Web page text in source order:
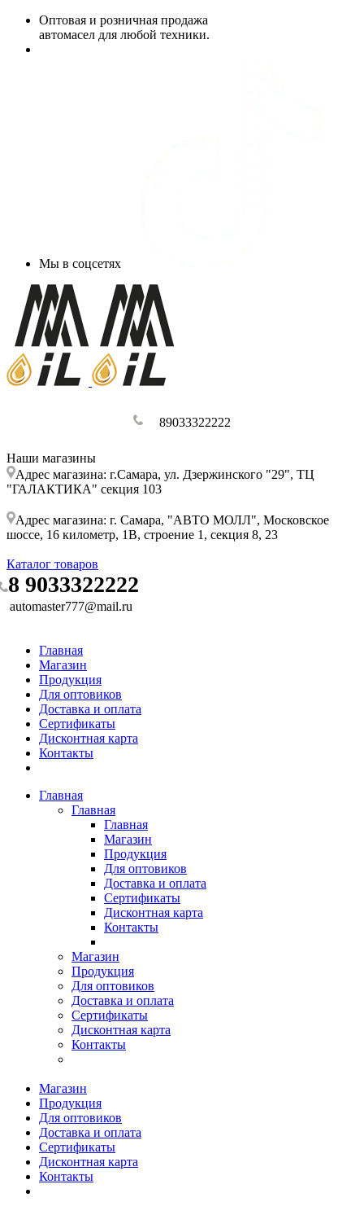
Оптовая и розничная продажа
автомасел для любой техники.
Мы в соцсетях
89033322222
Наши магазины
Адрес магазина: г.Самара, ул. Дзержинского "29", ТЦ
"ГАЛАКТИКА" секция 103
Адрес магазина: г. Самара, "АВТО МОЛЛ", Московское
шоссе, 16 километр, 1В, строение 1, секция 8, 23
Каталог товаров
8 9033322222
automaster777@mail.ru
Главная
Магазин
Продукция
Для оптовиков
Доставка и оплата
Сертификаты
Дисконтная карта
Контакты
Главная
Главная
Главная
Магазин
Продукция
Для оптовиков
Доставка и оплата
Сертификаты
Дисконтная карта
Контакты
Магазин
Продукция
Для оптовиков
Доставка и оплата
Сертификаты
Дисконтная карта
Контакты
Магазин
Продукция
Для оптовиков
Доставка и оплата
Сертификаты
Дисконтная карта
Контакты